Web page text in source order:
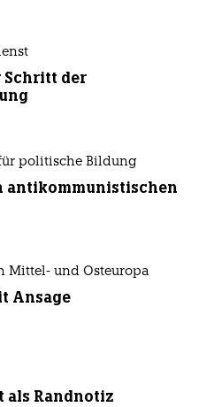
der
politische Bildung
antikommunistischen
Mittel- und Osteuropa
Ansage
als Randnotiz